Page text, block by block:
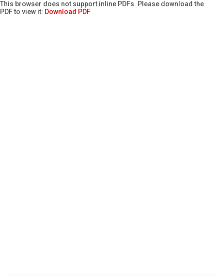
This browser does not support inline PDFs. Please download the
PDF to view it: Download PDF